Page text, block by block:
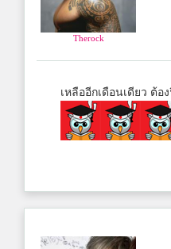
Therock
เหลืออีกเดือนเดียว ต้อ